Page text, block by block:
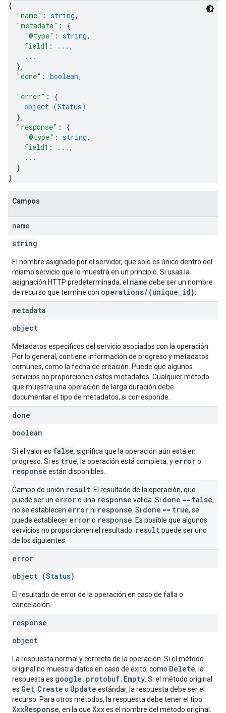
{
"name" : string,
"metadata" : {
"@type" : string,
field1 : ... ,
...
},
"done" : boolean,
"error" : {
object (Status)
},
"response" : {
"@type" : string,
field1 : ... ,
...
}
}
Campos
name
string
El nombre asignado por el servidor, que solo es único dentro del
mismo servicio que lo muestra en un principio. Si usas la
asignación HTTP predeterminada, el name debe ser un nombre
de recurso que termine con operations/{unique_id}
metadata
object
Metadatos específicos del servicio asociados con la operación.
Por lo general, contiene información de progreso y metadatos
comunes, como la fecha de creación. Puede que algunos
servicios no proporcionen estos metadatos. Cualquier método
que muestra una operación de larga duración debe
documentar el tipo de metadatos, si corresponde.
done
boolean
Si el valor es false, significa que la operación aún está en
progreso. Si es true, la operación está completa, y erroro
response están disponibles.
Campo de unión result . El resultado de la operación, que
puede ser un erroro una response válida. Si done == false,
no se establecen errorni response . Si done == true, se
puede establecer erroro response . Es posible que algunos
servicios no proporcionen el resultado. resultpuede ser uno
de los siguientes:
error
object (Status)
El resultado de error de la operación en caso de falla o
cancelación.
response
object
La respuesta normal y correcta de la operación. Si el método
original no muestra datos en caso de éxito, como Delete, la
respuesta es google.protobuf.Empty . Si el método original
es Get, Create o Update estándar, la respuesta debe ser el
recurso. Para otros métodos, la respuesta debe tener el tipo
XxxResponse, en la que Xxxes el nombre del método original.